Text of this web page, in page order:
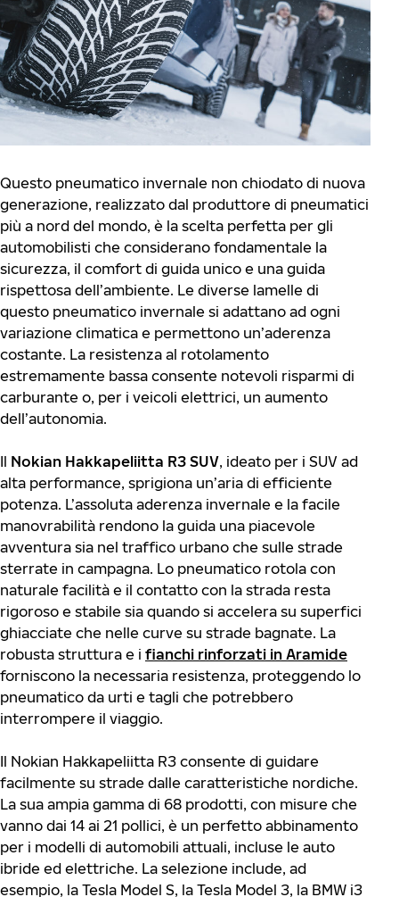
Questo pneumatico invernale non chiodato di nuova
generazione, realizzato dal produttore di pneumatici
più a nord del mondo, è la scelta perfetta per gli
automobilisti che considerano fondamentale la
sicurezza, il comfort di guida unico e una guida
rispettosa dell’ambiente. Le diverse lamelle di
questo pneumatico invernale si adattano ad ogni
variazione climatica e permettono un’aderenza
costante. La resistenza al rotolamento
estremamente bassa consente notevoli risparmi di
carburante o, per i veicoli elettrici, un aumento
dell’autonomia.
Il Nokian Hakkapeliitta R3 SUV, ideato per i SUV ad
alta performance, sprigiona un’aria di efficiente
potenza. L’assoluta aderenza invernale e la facile
manovrabilità rendono la guida una piacevole
avventura sia nel traffico urbano che sulle strade
sterrate in campagna. Lo pneumatico rotola con
naturale facilità e il contatto con la strada resta
rigoroso e stabile sia quando si accelera su superfici
ghiacciate che nelle curve su strade bagnate. La
robusta struttura e i fianchi rinforzati in Aramide
forniscono la necessaria resistenza, proteggendo lo
pneumatico da urti e tagli che potrebbero
interrompere il viaggio.
Il Nokian Hakkapeliitta R3 consente di guidare
facilmente su strade dalle caratteristiche nordiche.
La sua ampia gamma di 68 prodotti, con misure che
vanno dai 14 ai 21 pollici, è un perfetto abbinamento
per i modelli di automobili attuali, incluse le auto
ibride ed elettriche. La selezione include, ad
esempio, la Tesla Model S, la Tesla Model 3, la BMW i3